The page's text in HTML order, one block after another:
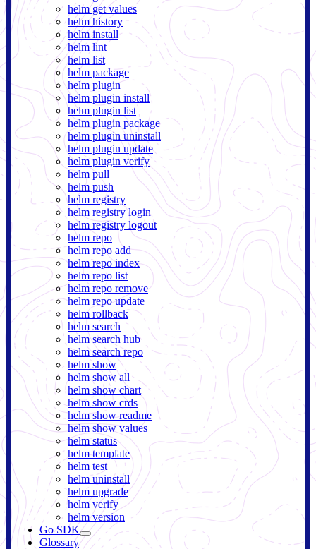
helm get values
helm history
helm install
helm lint
helm list
helm package
helm plugin
helm plugin install
helm plugin list
helm plugin package
helm plugin uninstall
helm plugin update
helm plugin verify
helm pull
helm push
helm registry
helm registry login
helm registry logout
helm repo
helm repo add
helm repo index
helm repo list
helm repo remove
helm repo update
helm rollback
helm search
helm search hub
helm search repo
helm show
helm show all
helm show chart
helm show crds
helm show readme
helm show values
helm status
helm template
helm test
helm uninstall
helm upgrade
helm verify
helm version
Go SDK
Glossary